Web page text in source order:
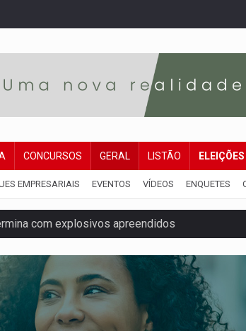
CONCURSOS GERAL LISTÃO
EMPRESARIAIS EVENTOS VÍDEOS ENQUETES
com explosivos apreendidos
Nº 90091/2025/SUPEL/RO
questiona apreensão da PF em PVH
de Porto Velho